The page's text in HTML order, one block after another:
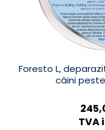
Foresto L,
câini
TVA